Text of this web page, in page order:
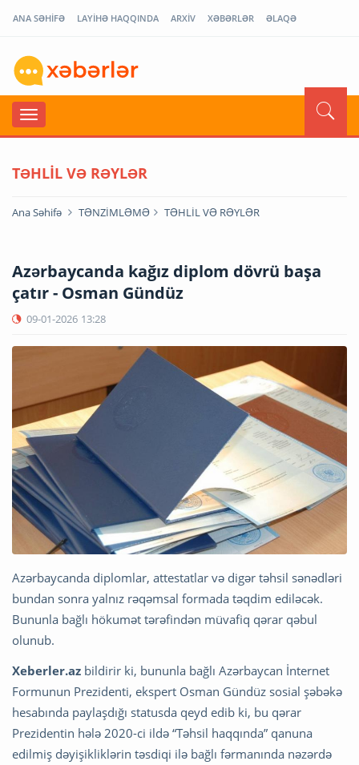
ANA SƏHİFƏ LAYİHƏ HAQQINDA ARXİV XƏBƏRLƏR ƏLAQƏ
TƏHLİL VƏ RƏYLƏR
Ana Səhifə TƏNZİMLƏMƏ TƏHLİL VƏ RƏYLƏR
Azərbaycanda kağız diplom dövrü başa
çatır - Osman Gündüz
09-01-2026 13:28
Azərbaycanda diplomlar, attestatlar və digər təhsil sənədləri
bundan sonra yalnız rəqəmsal formada təqdim ediləcək.
Bununla bağlı hökumət tərəfindən müvafiq qərar qəbul
olunub.
Xeberler.az bildirir ki, bununla bağlı Azərbaycan İnternet
Formunun Prezidenti, ekspert Osman Gündüz sosial şəbəkə
hesabında paylaşdığı statusda qeyd edib ki, bu qərar
Prezidentin hələ 2020-ci ildə “Təhsil haqqında” qanuna
edilmiş dəyişikliklərin təsdiqi ilə bağlı fərmanında nəzərdə